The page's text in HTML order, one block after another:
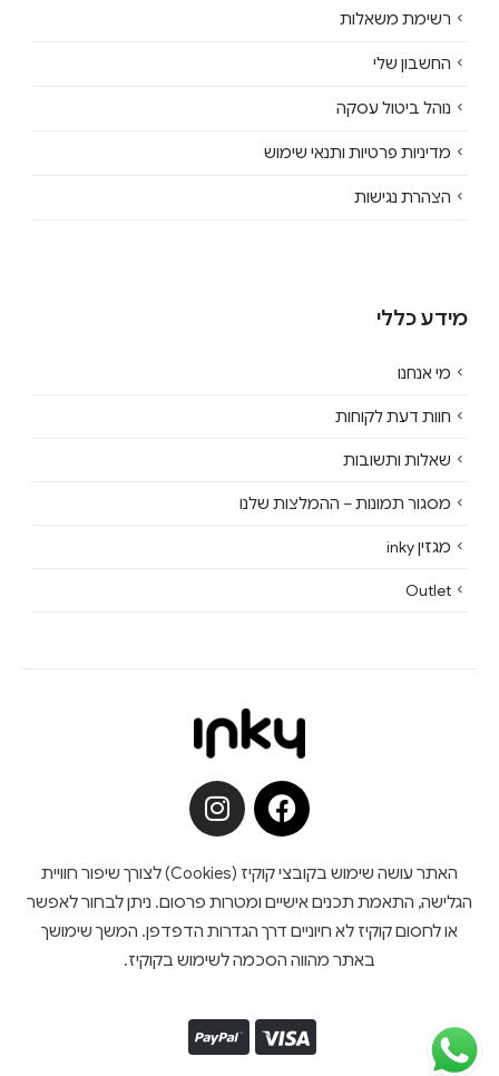
רשימת משאלות
החשבון שלי
נוהל ביטול עסקה
מדיניות פרטיות ותנאי שימוש
הצהרת נגישות
מידע כללי
מי אנחנו
חוות דעת לקוחות
שאלות ותשובות
מסגור תמונות – ההמלצות שלנו
מגזין inky
Outlet
האתר עושה שימוש בקובצי קוקיז (Cookies) לצורך שיפור חוויית
הגלישה, התאמת תכנים אישיים ומטרות פרסום. ניתן לבחור לאפשר
או לחסום קוקיז לא חיוניים דרך הגדרות הדפדפן. המשך שימושך
באתר מהווה הסכמה לשימוש בקוקיז.